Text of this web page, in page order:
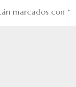
marcados con *